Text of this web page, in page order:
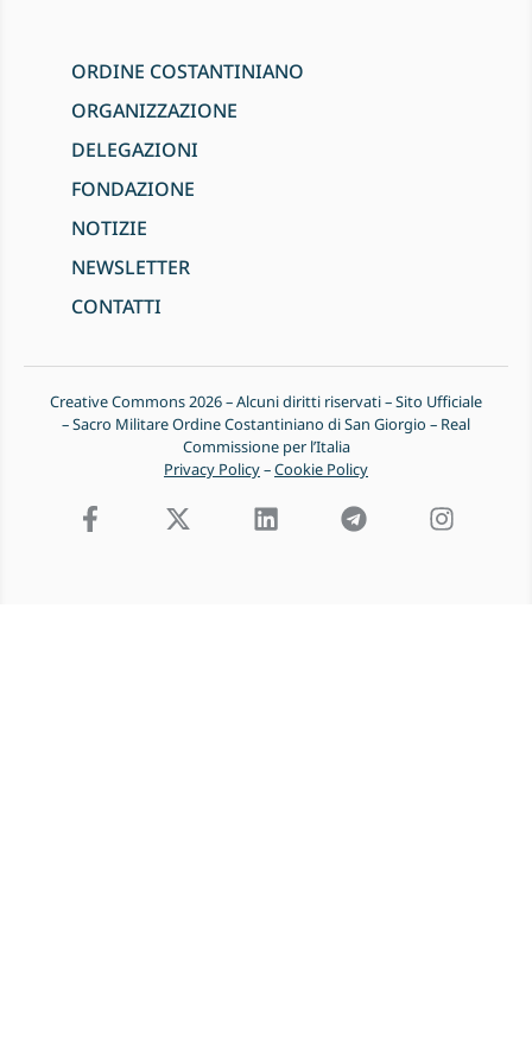
ORDINE COSTANTINIANO
ORGANIZZAZIONE
DELEGAZIONI
FONDAZIONE
NOTIZIE
NEWSLETTER
CONTATTI
Creative Commons 2026 – Alcuni diritti riservati – Sito Ufficiale
– Sacro Militare Ordine Costantiniano di San Giorgio – Real
Commissione per l’Italia
Privacy Policy–Cookie Policy